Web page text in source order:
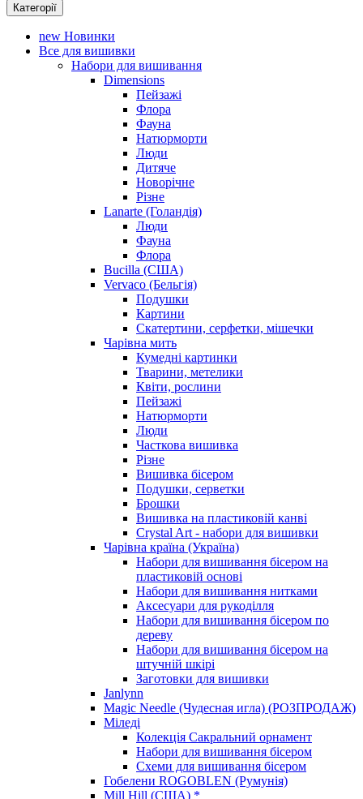
Категорії
new Новинки
Все для вишивки
Набори для вишивання
Dimensions
Пейзажі
Флора
Фауна
Натюрморти
Люди
Дитяче
Новорічне
Різне
Lanarte (Голандія)
Люди
Фауна
Флора
Bucilla (США)
Vervaco (Бельгія)
Подушки
Картини
Скатертини, серфетки, мішечки
Чарiвна мить
Кумедні картинки
Тварини, метелики
Квіти, рослини
Пейзажі
Натюрморти
Люди
Часткова вишивка
Різне
Вишивка бісером
Подушки, серветки
Брошки
Вишивка на пластиковій канві
Crystal Art - набори для вишивки
Чарівна країна (Україна)
Набори для вишивання бісером на
пластиковій основі
Набори для вишивання нитками
Аксесуари для рукоділля
Набори для вишивання бісером по
дереву
Набори для вишивання бісером на
штучній шкірі
Заготовки для вишивки
Janlynn
Magic Needle (Чудесная игла) (РОЗПРОДАЖ)
Міледі
Колекція Сакральний орнамент
Набори для вишивання бісером
Схеми для вишивання бісером
Гобелени ROGOBLEN (Румунія)
Mill Hill (США) *